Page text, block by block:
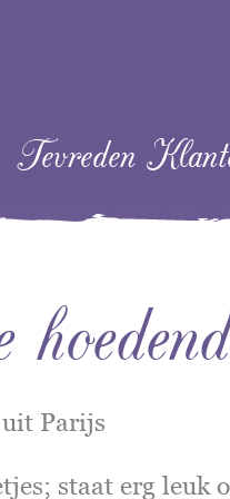
Tevreden
uit Parijs
staat erg leuk